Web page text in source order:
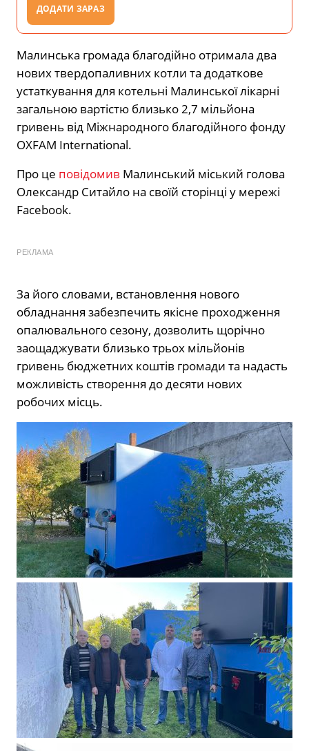
ДОДАТИ ЗАРАЗ
Малинська громада благодійно отримала два
нових твердопаливних котли та додаткове
устаткування для котельні Малинської лікарні
загальною вартістю близько 2,7 мільйона
гривень від Міжнародного благодійного фонду
OXFAM International.
Про це повідомив Малинський міський голова
Олександр Ситайло на своїй сторінці у мережі
Facebook.
РЕКЛАМА
За його словами, встановлення нового
обладнання забезпечить якісне проходження
опалювального сезону, дозволить щорічно
заощаджувати близько трьох мільйонів
гривень бюджетних коштів громади та надасть
можливість створення до десяти нових
робочих місць.